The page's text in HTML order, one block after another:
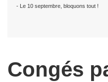
- Le 10 septembre, bloquons tout !
Congés